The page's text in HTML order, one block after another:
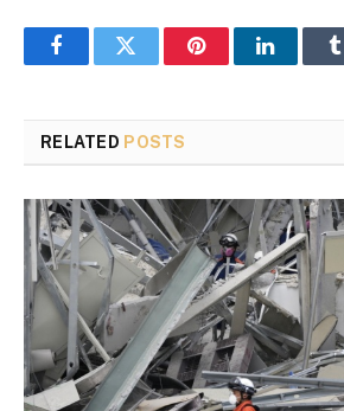
FacebookTwitter PinterestLinkedIn
RELATED POSTS